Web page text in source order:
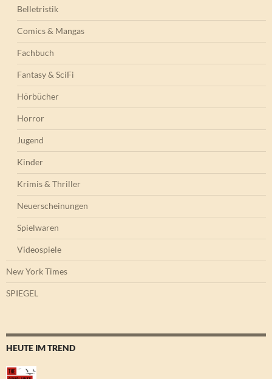
Belletristik
Comics & Mangas
Fachbuch
Fantasy & SciFi
Hörbücher
Horror
Jugend
Kinder
Krimis & Thriller
Neuerscheinungen
Spielwaren
Videospiele
New York Times
SPIEGEL
HEUTE IM TREND